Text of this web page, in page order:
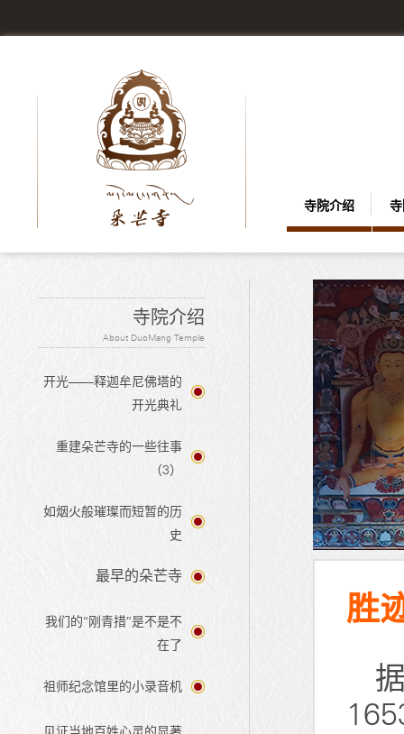
寺院介绍
胜
寺院介绍
About DuoMang Temple
开光——释迦牟尼佛塔的
开光典礼
重建朵芒寺的一些往事
（3）
如烟火般璀璨而短暂的历
史
最早的朵芒寺
我们的“刚青措”是不是不
在了
祖师纪念馆里的小录音机